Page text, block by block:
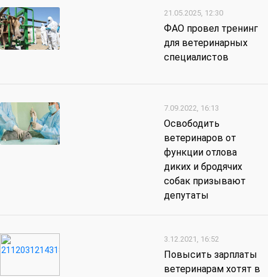
21.05.2025, 12:30
ФАО провел тренинг
для ветеринарных
специалистов
7.09.2022, 16:13
Освободить
ветеринаров от
функции отлова
диких и бродячих
собак призывают
депутаты
3.12.2021, 16:52
Повысить зарплаты
ветеринарам хотят в